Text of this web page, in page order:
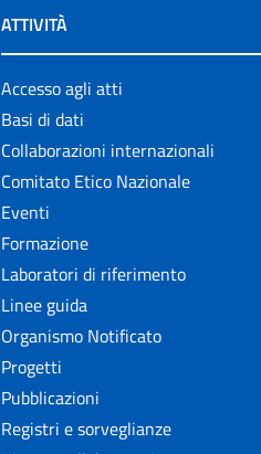
ATTIVITÀ
Accesso agli atti
Basi di dati
Collaborazioni internazionali
Comitato Etico Nazionale
Eventi
Formazione
Laboratori di riferimento
Linee guida
Organismo Notificato
Progetti
Pubblicazioni
Registri e sorveglianze